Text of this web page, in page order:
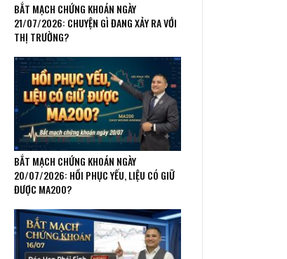
BẮT MẠCH CHỨNG KHOÁN NGÀY
21/07/2026: CHUYỆN GÌ ĐANG XẢY RA VỚI
THỊ TRƯỜNG?
BẮT MẠCH CHỨNG KHOÁN NGÀY
20/07/2026: HỒI PHỤC YẾU, LIỆU CÓ GIỮ
ĐƯỢC MA200?